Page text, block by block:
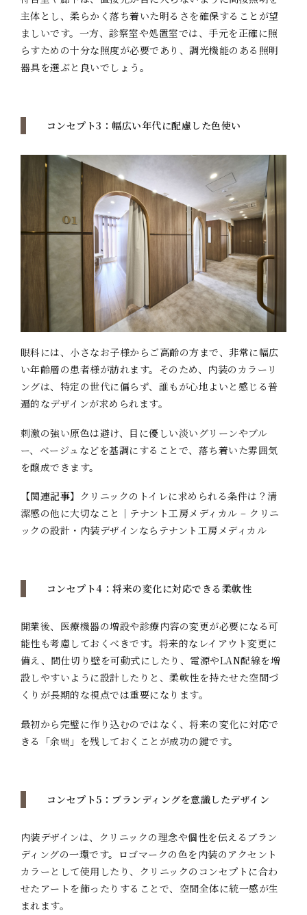
主体とし、柔らかく落ち着いた明るさを確保することが望
ましいです。一方、診察室や処置室では、手元を正確に照
らすための十分な照度が必要であり、調光機能のある照明
器具を選ぶと良いでしょう。
コンセプト3：幅広い年代に配慮した色使い
眼科には、小さなお子様からご高齢の方まで、非常に幅広
い年齢層の患者様が訪れます。そのため、内装のカラーリ
ングは、特定の世代に偏らず、誰もが心地よいと感じる普
遍的なデザインが求められます。
刺激の強い原色は避け、目に優しい淡いグリーンやブル
ー、ベージュなどを基調にすることで、落ち着いた雰囲気
を醸成できます。
【関連記事】 クリニックのトイレに求められる条件は？清
潔感の他に大切なこと｜テナント工房メディカル – クリニ
ックの設計・内装デザインならテナント工房メディカル
コンセプト4：将来の変化に対応できる柔軟性
開業後、医療機器の増設や診療内容の変更が必要になる可
能性も考慮しておくべきです。将来的なレイアウト変更に
備え、間仕切り壁を可動式にしたり、電源やLAN配線を増
設しやすいように設計したりと、柔軟性を持たせた空間づ
くりが長期的な視点では重要になります。
最初から完璧に作り込むのではなく、将来の変化に対応で
きる「余백」を残しておくことが成功の鍵です。
コンセプト5：ブランディングを意識したデザイン
内装デザインは、クリニックの理念や個性を伝えるブラン
ディングの一環です。ロゴマークの色を内装のアクセント
カラーとして使用したり、クリニックのコンセプトに合わ
せたアートを飾ったりすることで、空間全体に統一感が生
まれます。